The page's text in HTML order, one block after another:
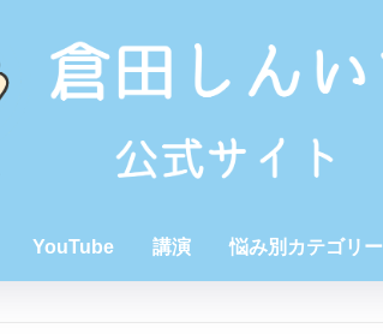
YouTube 講演 悩み別カテゴリー